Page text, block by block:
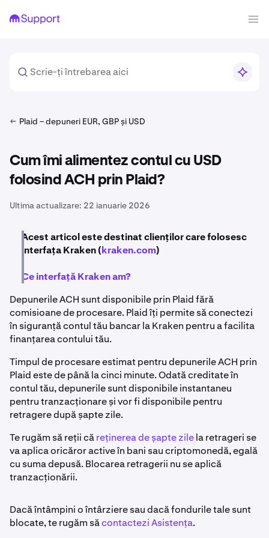
Plaid – depuneri EUR, GBP și USD
Cum îmi alimentez contul cu USD
folosind ACH prin Plaid?
Ultima actualizare: 22 ianuarie 2026
Acest articol este destinat clienților care folosesc
interfața Kraken (kraken.com)
Ce interfață Kraken am?
Depunerile ACH sunt disponibile prin Plaid fără
comisioane de procesare. Plaid îți permite să conectezi
în siguranță contul tău bancar la Kraken pentru a facilita
finanțarea contului tău.
Timpul de procesare estimat pentru depunerile ACH prin
Plaid este de până la cinci minute. Odată creditate în
contul tău, depunerile sunt disponibile instantaneu
pentru tranzacționare și vor fi disponibile pentru
retragere după șapte zile.
Te rugăm să reții căreținerea de șapte zilela retrageri se
va aplica oricăror active în bani sau criptomonedă, egală
cu suma depusă. Blocarea retragerii nu se aplică
tranzacționării.
Dacă întâmpini o întârziere sau dacă fondurile tale sunt
blocate, te rugăm săcontactezi Asistența.